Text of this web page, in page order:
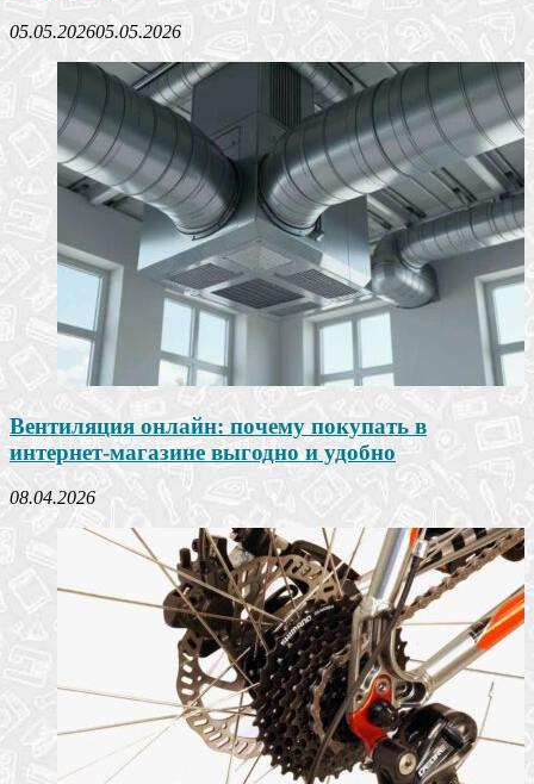
05.05.202605.05.2026
Вентиляция онлайн: почему покупать в
интернет-магазине выгодно и удобно
08.04.2026